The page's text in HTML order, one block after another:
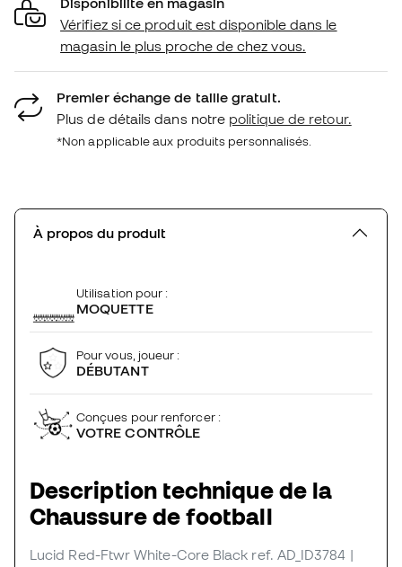
Vérifiez si ce produit est disponible dans le
magasin le plus proche de chez vous.
Premier échange de taille gratuit.
Plus de détails dans notre politique de retour.
*Non applicable aux produits personnalisés.
À propos du produit
Utilisation pour :
MOQUETTE
Pour vous, joueur :
DÉBUTANT
Conçues pour renforcer :
VOTRE CONTRÔLE
Description technique de la
Chaussure de football
Lucid Red-Ftwr White-Core Black ref. AD_ID3784 |